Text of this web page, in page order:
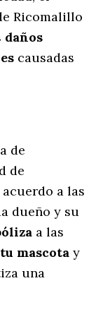
Ricomalillo
daños
causadas
de
de
acuerdo a las
dueño y su
a las
mascota y
una